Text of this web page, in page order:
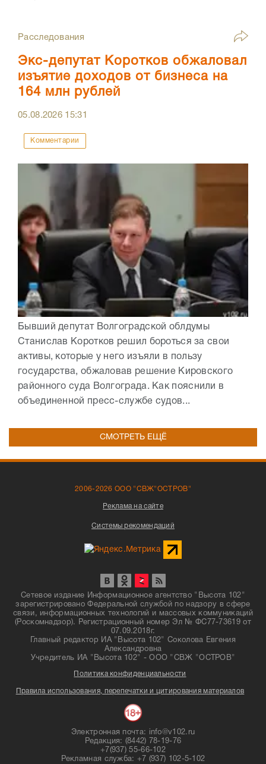
Расследования
Экс-депутат Коротков обжаловал
изъятие доходов от бизнеса на
164 млн рублей
05.08.2026 15:31
Комментарии
Бывший депутат Волгоградской облдумы
Станислав Коротков решил бороться за свои
активы, которые у него изъяли в пользу
государства, обжаловав решение Кировского
районного суда Волгограда. Как пояснили в
объединенной пресс-службе судов...
СМОТРЕТЬ ЕЩЁ
2006-2026 ООО "СВЖ"ОСТРОВ"
Реклама на сайте
Системы рекомендаций
Сетевое издание Информационное агентство "Высота 102"
зарегистрировано Федеральной службой по надзору в сфере
связи, информационных технологий и массовых коммуникаций
(Роскомнадзор). Регистрационный номер Эл № ФС77-73619 от
07.09.2018г.
Главный редактор ИА "Высота 102" Соколова Евгения
Александровна
Учредитель ИА "Высота 102" - ООО "СВЖ "ОСТРОВ"
Политика конфиденциальности
Правила использования, перепечатки и цитирования материалов
Электронная почта: info@v102.ru
Редакция: (8442) 78-19-76
+7(937) 55-66-102
Рекламная служба: +7 (937) 102-5-102